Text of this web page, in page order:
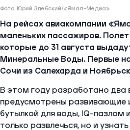
Фото: Юрий Здебский/«Ямал-Медиа»
На рейсах авиакомпании
маленьких пассажиров.
которые до 31 августа
Минеральные Воды. Первые
Сочи из Салехарда и
В этом году разработано два
предусмотрены развивающие
бутылкой для воды, IQ-пазлом
только развлечься, но и